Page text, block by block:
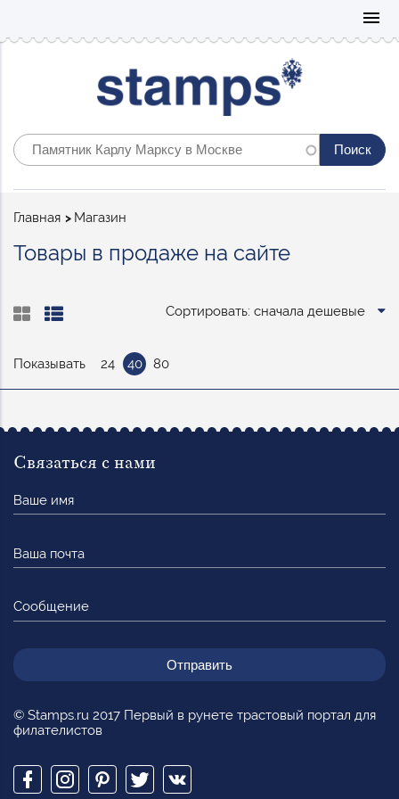
menu
Строка
Главная Магазин
Товары в продаже на сайте
Сортировать: сначала дешевые
Показывать 24 40 80
© Stamps.ru 2017 Первый в рунете трастовый портал для
филателистов
Связаться с нами
имя
почта
Сообщение